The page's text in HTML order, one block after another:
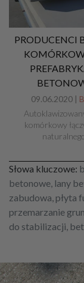
PRODUCENCI
09.06.2020 |
komórkowy
Słowa kluczowe:
betonowe, lany
zabudowa, płyta
przemarzanie
do stabilizacji,